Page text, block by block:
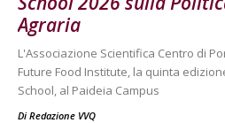
Agraria
L'Associazione Scientifica Centro di
Future Food Institute, la quinta
School, al Paideia Campus
Di Redazione VVQ